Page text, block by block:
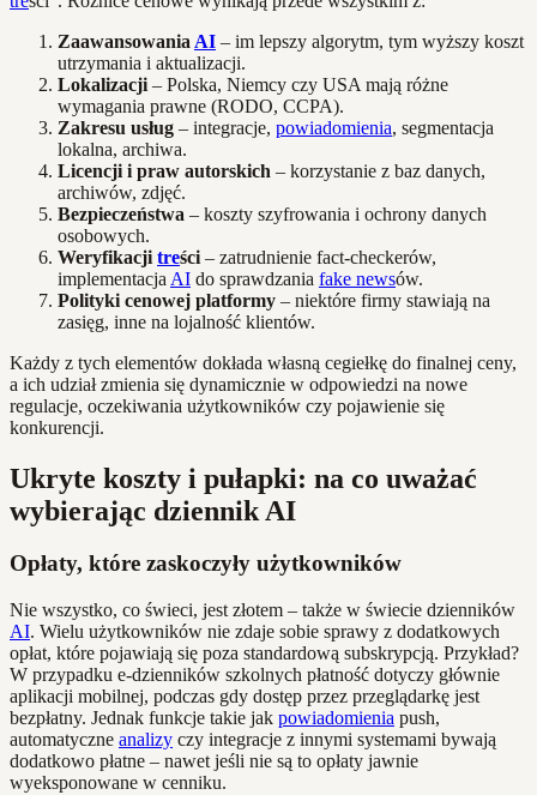
Zaawansowania AI – im lepszy algorytm, tym wyższy koszt
utrzymania i aktualizacji.
Lokalizacji – Polska, Niemcy czy USA mają różne
wymagania prawne (RODO, CCPA).
Zakresu usług – integracje, powiadomienia, segmentacja
lokalna, archiwa.
Licencji i praw autorskich – korzystanie z baz danych,
archiwów, zdjęć.
Bezpieczeństwa – koszty szyfrowania i ochrony danych
osobowych.
Weryfikacji treści – zatrudnienie fact-checkerów,
implementacja AI do sprawdzania fake newsów.
Polityki cenowej platformy – niektóre firmy stawiają na
zasięg, inne na lojalność klientów.
Każdy z tych elementów dokłada własną cegiełkę do finalnej ceny,
a ich udział zmienia się dynamicznie w odpowiedzi na nowe
regulacje, oczekiwania użytkowników czy pojawienie się
konkurencji.
Ukryte koszty i pułapki: na co uważać
wybierając dziennik AI
Opłaty, które zaskoczyły użytkowników
Nie wszystko, co świeci, jest złotem – także w świecie dzienników
AI. Wielu użytkowników nie zdaje sobie sprawy z dodatkowych
opłat, które pojawiają się poza standardową subskrypcją. Przykład?
W przypadku e-dzienników szkolnych płatność dotyczy głównie
aplikacji mobilnej, podczas gdy dostęp przez przeglądarkę jest
bezpłatny. Jednak funkcje takie jak powiadomienia push,
automatyczne analizy czy integracje z innymi systemami bywają
dodatkowo płatne – nawet jeśli nie są to opłaty jawnie
wyeksponowane w cenniku.